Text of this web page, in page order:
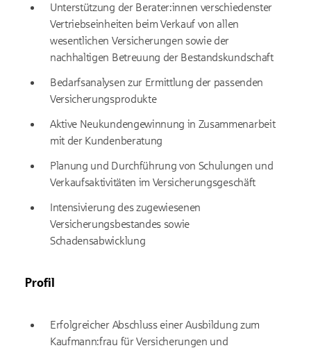
Unterstützung der Berater:innen verschiedenster
Vertriebseinheiten beim Verkauf von allen
wesentlichen Versicherungen sowie der
nachhaltigen Betreuung der Bestandskundschaft
Bedarfsanalysen zur Ermittlung der passenden
Versicherungsprodukte
Aktive Neukundengewinnung in Zusammenarbeit
mit der Kundenberatung
Planung und Durchführung von Schulungen und
Verkaufsaktivitäten im Versicherungsgeschäft
Intensivierung des zugewiesenen
Versicherungsbestandes sowie
Schadensabwicklung
Profil
Erfolgreicher Abschluss einer Ausbildung zum
Kaufmann:frau für Versicherungen und